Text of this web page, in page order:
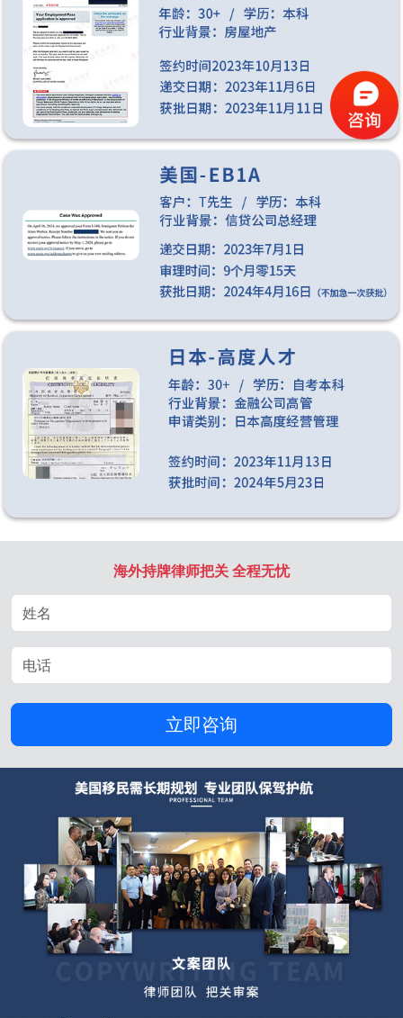
海外持牌律师把关 全程无忧
立即咨询